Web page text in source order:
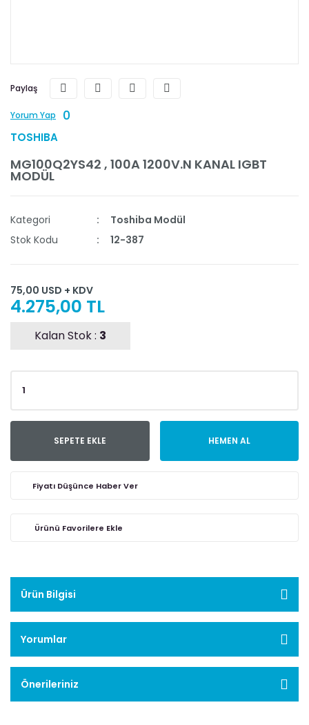
Paylaş
Yorum Yap 0
TOSHIBA
MG100Q2YS42 , 100A 1200V.N KANAL IGBT
MODÜL
Kategori
Toshiba Modül
Stok Kodu
12-387
75,00 USD + KDV
4.275,00 TL
Kalan Stok : 3
SEPETE EKLE HEMEN AL
Fiyatı Düşünce Haber Ver
Ürün Bilgisi
Yorumlar
Önerileriniz